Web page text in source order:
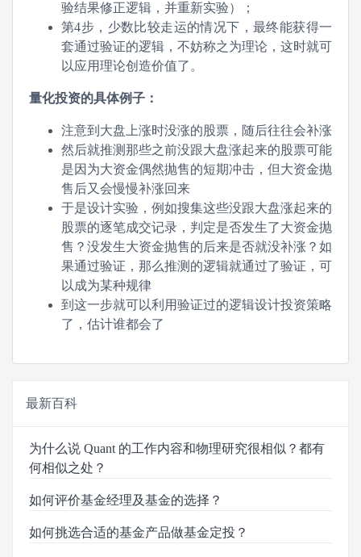
验结果修正逻辑，并重新实验）；
第4步，少数比较走运的情况下，最终能获得一
套通过验证的逻辑，不妨称之为理论，这时就可
以应用理论创造价值了。
量化投资的具体例子：
注意到大盘上涨时没涨的股票，随后往往会补涨
然后就推测那些之前没跟大盘涨起来的股票可能
是因为大资金偶然抛售的短期冲击，但大资金抛
售后又会慢慢补涨回来
于是设计实验，例如搜集这些没跟大盘涨起来的
股票的逐笔成交记录，判定是否发生了大资金抛
售？没发生大资金抛售的后来是否就没补涨？如
果通过验证，那么推测的逻辑就通过了验证，可
以成为某种规律
到这一步就可以利用验证过的逻辑设计投资策略
了，估计谁都会了
最新百科
为什么说 Quant 的工作内容和物理研究很相似？都有
何相似之处？
如何评价基金经理及基金的选择？
如何挑选合适的基金产品做基金定投？